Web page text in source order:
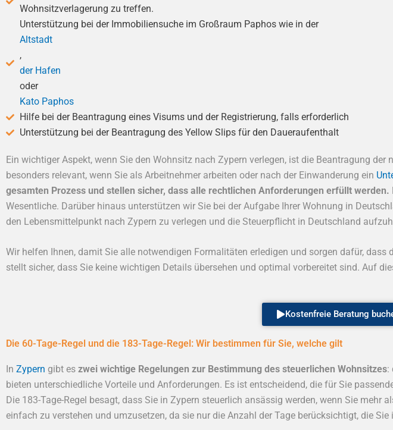
Wohnsitzverlagerung zu treffen.
Unterstützung bei der Immobiliensuche im Großraum Paphos wie in der
Altstadt
,
der Hafen
oder
Kato Paphos
Hilfe bei der Beantragung eines Visums und der Registrierung, falls erforderlich
Unterstützung bei der Beantragung des Yellow Slips für den Daueraufenthalt
Ein wichtiger Aspekt, wenn Sie den Wohnsitz nach Zypern verlegen, ist die Beantragung
besonders relevant, wenn Sie als Arbeitnehmer arbeiten oder nach der Einwanderung ein
gesamten Prozess und stellen sicher, dass alle rechtlichen Anforderungen erfüllt werden.
Wesentliche. Darüber hinaus unterstützen wir Sie bei der Aufgabe Ihrer Wohnung in
den Lebensmittelpunkt nach Zypern zu verlegen und die Steuerpflicht in Deutschland
Wir helfen Ihnen, damit Sie alle notwendigen Formalitäten erledigen und sorgen dafür,
stellt sicher, dass Sie keine wichtigen Details übersehen und optimal vorbereitet sind. Auf
Kostenfreie Beratung
Die 60-Tage-Regel und die 183-Tage-Regel: Wir bestimmen für Sie, welche gilt
In Zypern gibt es zwei wichtige Regelungen zur Bestimmung des steuerlichen Wohnsitzes:
bieten unterschiedliche Vorteile und Anforderungen. Es ist entscheidend, die für Sie
Die 183-Tage-Regel besagt, dass Sie in Zypern steuerlich ansässig werden, wenn Sie mehr
einfach zu verstehen und umzusetzen, da sie nur die Anzahl der Tage berücksichtigt, die Sie